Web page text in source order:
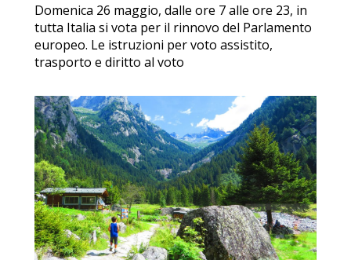
Domenica 26 maggio, dalle ore 7 alle ore 23, in
tutta Italia si vota per il rinnovo del Parlamento
europeo. Le istruzioni per voto assistito,
trasporto e diritto al voto